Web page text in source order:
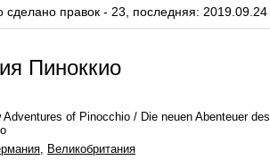
сделано правок - 23, последняя: 2019.09.24
Пиноккио
Adventures of Pinocchio / Die neuen Abenteuer des
, Великобритания